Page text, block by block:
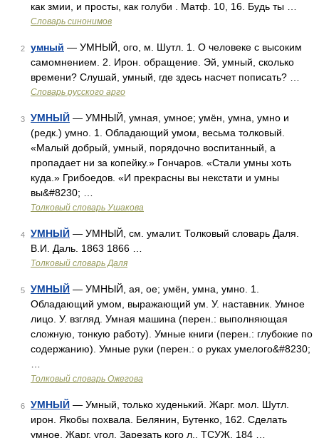
как змии, и просты, как голуби . Матф. 10, 16. Будь ты …
Словарь синонимов
2 умный — УМНЫЙ, ого, м. Шутл. 1. О человеке с высоким
самомнением. 2. Ирон. обращение. Эй, умный, сколько
времени? Слушай, умный, где здесь насчет пописать? …
Словарь русского арго
3 УМНЫЙ — УМНЫЙ, умная, умное; умён, умна, умно и
(редк.) умно. 1. Обладающий умом, весьма толковый.
«Малый добрый, умный, порядочно воспитанный, а
пропадает ни за копейку.» Гончаров. «Стали умны хоть
куда.» Грибоедов. «И прекрасны вы некстати и умны
вы&#8230; …
Толковый словарь Ушакова
4 УМНЫЙ — УМНЫЙ, см. умалит. Толковый словарь Даля.
В.И. Даль. 1863 1866 …
Толковый словарь Даля
5 УМНЫЙ — УМНЫЙ, ая, ое; умён, умна, умно. 1.
Обладающий умом, выражающий ум. У. наставник. Умное
лицо. У. взгляд. Умная машина (перен.: выполняющая
сложную, тонкую работу). Умные книги (перен.: глубокие по
содержанию). Умные руки (перен.: о руках умелого&#8230;
Толковый словарь Ожегова
6 УМНЫЙ — Умный, только худенький. Жарг. мол. Шутл.
ирон. Якобы похвала. Белянин, Бутенко, 162. Сделать
умное. Жарг. угол. Зарезать кого л.. ТСУЖ, 184 …